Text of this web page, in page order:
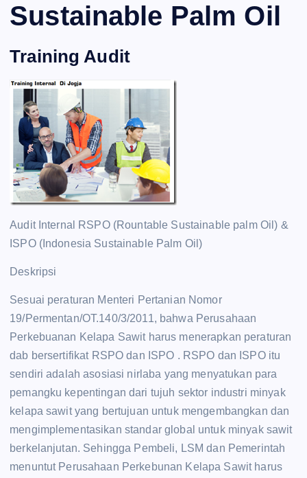
Sustainable Palm Oil
Training Audit
Audit Internal RSPO (Rountable Sustainable palm Oil) &
ISPO (Indonesia Sustainable Palm Oil)
Deskripsi
Sesuai peraturan Menteri Pertanian Nomor
19/Permentan/OT.140/3/2011, bahwa Perusahaan
Perkebuanan Kelapa Sawit harus menerapkan peraturan
dab bersertifikat RSPO dan ISPO . RSPO dan ISPO itu
sendiri adalah asosiasi nirlaba yang menyatukan para
pemangku kepentingan dari tujuh sektor industri minyak
kelapa sawit yang bertujuan untuk mengembangkan dan
mengimplementasikan standar global untuk minyak sawit
berkelanjutan. Sehingga Pembeli, LSM dan Pemerintah
menuntut Perusahaan Perkebunan Kelapa Sawit harus